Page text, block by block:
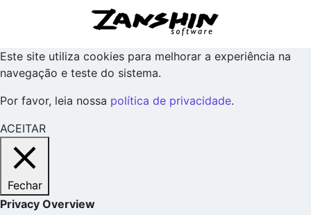
Este site utiliza cookies para melhorar a experiência na
navegação e teste do sistema.
Por favor, leia nossa política de privacidade.
ACEITAR
Fechar
Privacy Overview